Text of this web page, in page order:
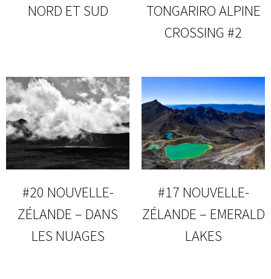
NORD ET SUD
TONGARIRO ALPINE
CROSSING #2
#20 NOUVELLE-
ZÉLANDE – DANS
LES NUAGES
#17 NOUVELLE-
ZÉLANDE – EMERALD
LAKES